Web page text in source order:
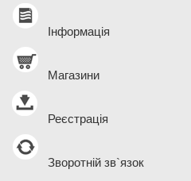
Інформація
Магазини
Реєстрація
Зворотній зв`язок